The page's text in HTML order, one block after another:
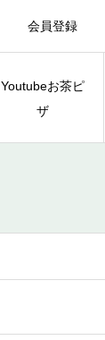
会員登録
Youtubeお茶ピ
ザ